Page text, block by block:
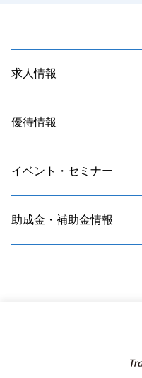
求人情報
優待情報
イベント・セミナー
助成金・補助金情報